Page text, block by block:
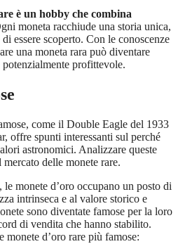
è un hobby che combina
moneta racchiude una storia unica,
essere scoperto. Con le conoscenze
una moneta rara può diventare
potenzialmente profittevole.
come il Double Eagle del 1933
offre spunti interessanti sul perché
astronomici. Analizzare queste
delle monete rare.
monete d’oro occupano un posto di
intrinseca e al valore storico e
sono diventate famose per la loro
di vendita che hanno stabilito.
d’oro rare più famose: